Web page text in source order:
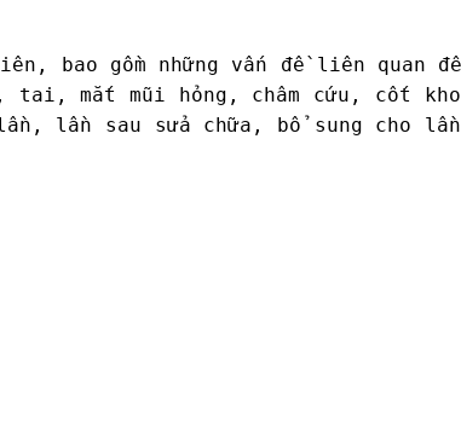
bao gồm những vấn đề liên quan
mắt mũi hỏng, châm cứu, cốt
lần sau sửa chữa, bổ sung cho